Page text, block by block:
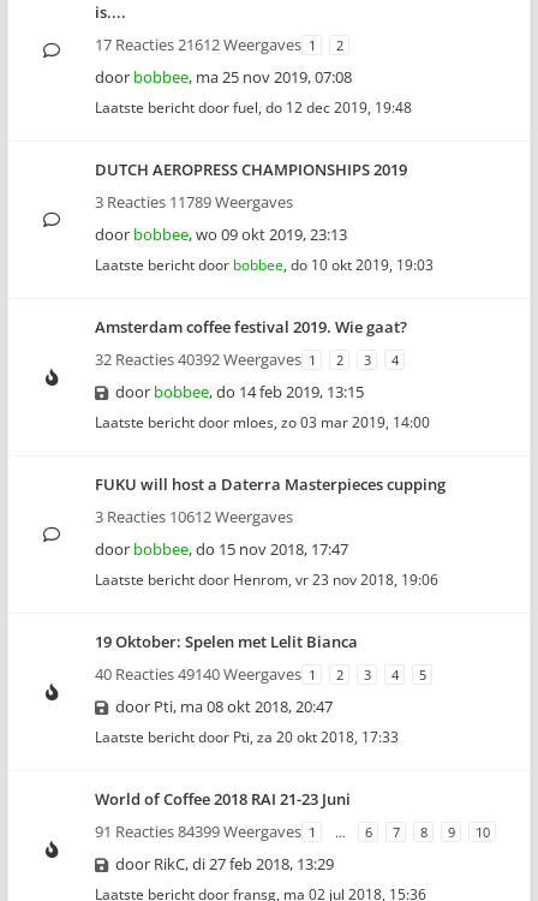
is....
17 Reacties 21612 Weergaves 1 2
door bobbee, ma 25 nov 2019, 07:08
Laatste bericht doorfuel, do 12 dec 2019, 19:48
DUTCH AEROPRESS CHAMPIONSHIPS 2019
3 Reacties 11789 Weergaves
door bobbee,wo 09 okt 2019, 23:13
Laatste bericht door bobbee, do 10 okt 2019, 19:03
Amsterdam coffee festival 2019. Wie gaat?
32 Reacties 40392 Weergaves 1 2 3 4
door bobbee,do 14 feb 2019, 13:15
Laatste bericht door mloes, zo 03 mar 2019, 14:00
FUKU will host a Daterra Masterpieces cupping
3 Reacties 10612 Weergaves
door bobbee,do 15 nov 2018, 17:47
Laatste bericht door Henrom, vr 23 nov 2018, 19:06
19 Oktober: Spelen met Lelit Bianca
40 Reacties 49140 Weergaves 1 2 3 4 5
door Pti, ma 08 okt 2018, 20:47
Laatste bericht door Pti, za 20 okt 2018, 17:33
World of Coffee 2018 RAI 21-23 Juni
91 Reacties 84399 Weergaves 1 … 6 7 8 9 10
door RikC,di 27 feb 2018, 13:29
Laatste bericht doorfransg, ma 02 jul 2018, 15:36